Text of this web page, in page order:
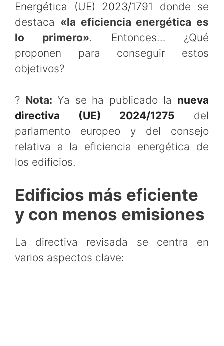
Energética (UE) 2023/1791 donde se
destaca «la eficiencia energética es
lo primero». Entonces… ¿Qué
proponen para conseguir estos
objetivos?
? Nota: Ya se ha publicado la nueva
directiva (UE) 2024/1275 del
parlamento europeo y del consejo
relativa a la eficiencia energética de
los edificios.
Edificios más eficiente
y con menos emisiones
La directiva revisada se centra en
varios aspectos clave: